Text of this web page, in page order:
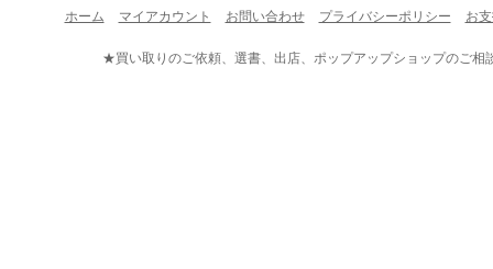
ホーム マイアカウント お問い合わせ プライバシーポリシー お
★買い取りのご依頼、選書、出店、ポップアップショップのご